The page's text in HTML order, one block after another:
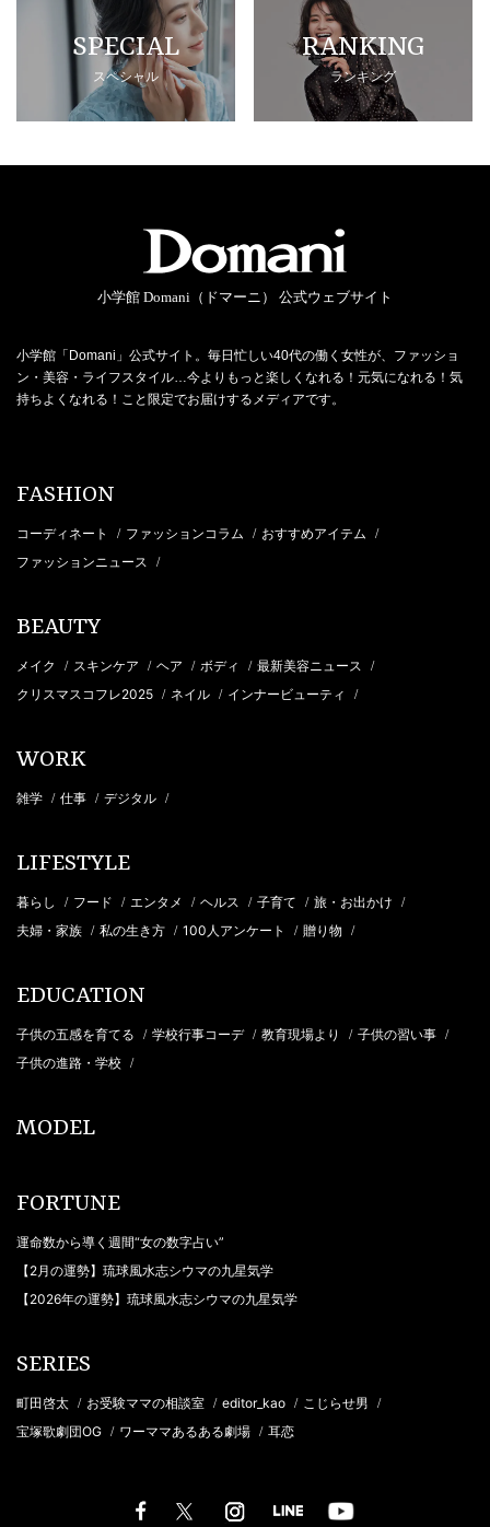
SPECIAL
スペシャル
RANKING
ランキング
小学館 Domani（ドマーニ） 公式ウェブサイト
小学館「Domani」公式サイト。毎日忙しい40代の働く女性が、ファッショ
ン・美容・ライフスタイル…今よりもっと楽しくなれる！元気になれる！気
持ちよくなれる！こと限定でお届けするメディアです。
FASHION
コーディネート / ファッションコラム / おすすめアイテム /
ファッションニュース /
BEAUTY
メイク / スキンケア / ヘア / ボディ / 最新美容ニュース /
クリスマスコフレ2025 / ネイル / インナービューティ /
WORK
雑学 / 仕事 / デジタル /
LIFESTYLE
暮らし / フード / エンタメ / ヘルス / 子育て / 旅・お出かけ /
夫婦・家族 / 私の生き方 / 100人アンケート / 贈り物 /
EDUCATION
子供の五感を育てる / 学校行事コーデ / 教育現場より / 子供の習い事 /
子供の進路・学校 /
MODEL
FORTUNE
運命数から導く週間“女の数字占い”
【2月の運勢】琉球風水志シウマの九星気学
【2026年の運勢】琉球風水志シウマの九星気学
SERIES
町田啓太 / お受験ママの相談室 / editor_kao / こじらせ男 /
宝塚歌劇団OG / ワーママあるある劇場 / 耳恋